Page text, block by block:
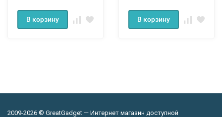
В корзину В корзину
2009-2026 © GreatGadget — Интернет магазин доступной